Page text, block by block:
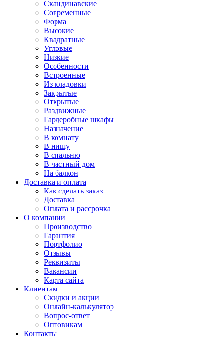
Скандинавские
Современные
Форма
Высокие
Квадратные
Угловые
Низкие
Особенности
Встроенные
Из кладовки
Закрытые
Открытые
Раздвижные
Гардеробные шкафы
Назначение
В комнату
В нишу
В спальню
В частный дом
На балкон
Доставка и оплата
Как сделать заказ
Доставка
Оплата и рассрочка
О компании
Производство
Гарантия
Портфолио
Отзывы
Реквизиты
Вакансии
Карта сайта
Клиентам
Скидки и акции
Онлайн-калькулятор
Вопрос-ответ
Оптовикам
Контакты